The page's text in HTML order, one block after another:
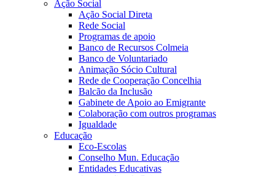
Ação Social
Ação Social Direta
Rede Social
Programas de apoio
Banco de Recursos Colmeia
Banco de Voluntariado
Animação Sócio Cultural
Rede de Cooperação Concelhia
Balcão da Inclusão
Gabinete de Apoio ao Emigrante
Colaboração com outros programas
Igualdade
Educação
Eco-Escolas
Conselho Mun. Educação
Entidades Educativas